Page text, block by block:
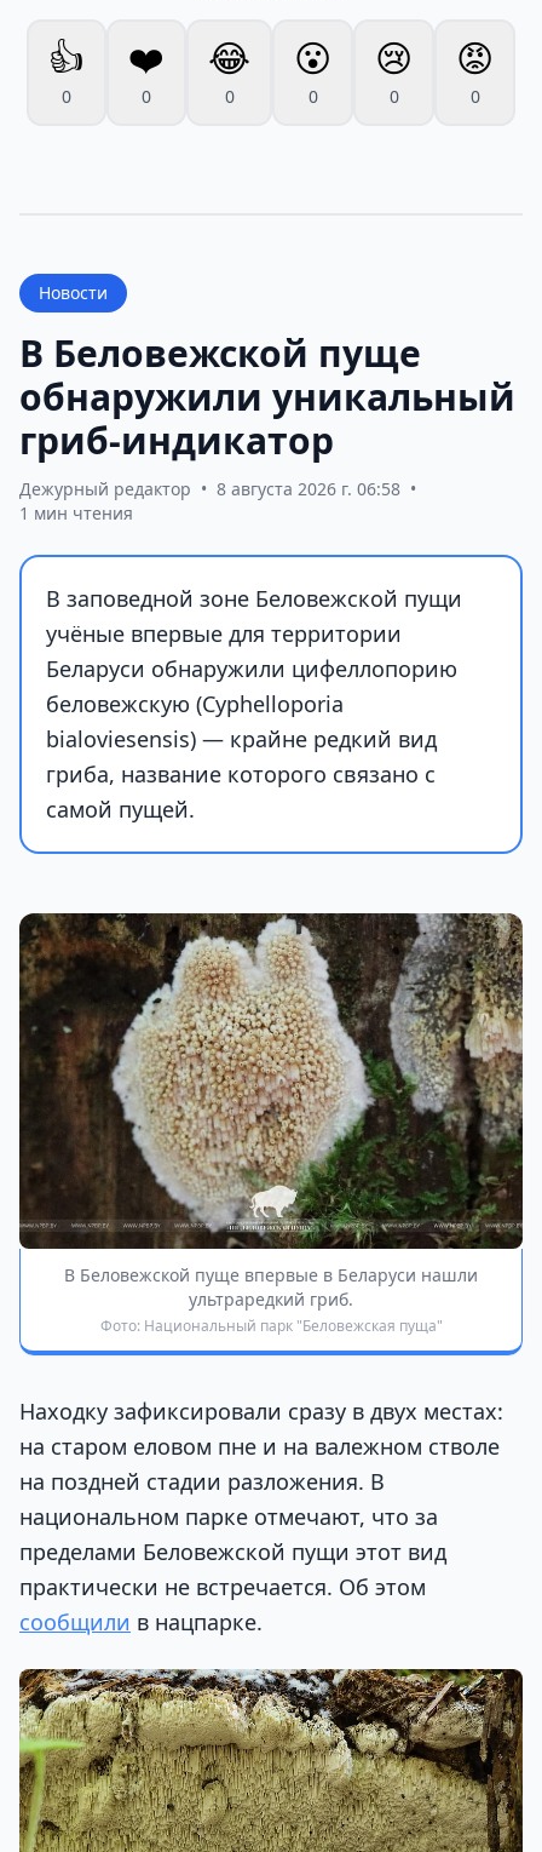
👍
0
❤️
0
😂
0
😮
0
😢
0
😡
0
Новости
В Беловежской пуще
обнаружили уникальный
гриб-индикатор
Дежурный редактор • 8 августа 2026 г. 06:58 •
1 мин чтения
В заповедной зоне Беловежской пущи
учёные впервые для территории
Беларуси обнаружили цифеллопорию
беловежскую (Cyphelloporia
bialoviesensis) — крайне редкий вид
гриба, название которого связано с
самой пущей.
В Беловежской пуще впервые в Беларуси нашли
ультраредкий гриб.
Фото: Национальный парк "Беловежская пуща"
Находку зафиксировали сразу в двух местах:
на старом еловом пне и на валежном стволе
на поздней стадии разложения. В
национальном парке отмечают, что за
пределами Беловежской пущи этот вид
практически не встречается. Об этом
сообщили в нацпарке.